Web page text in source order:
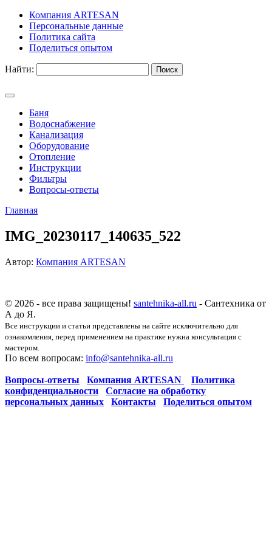
Компания ARTESAN
Персональные данные
Политика сайта
Поделиться опытом
Найти:
Баня
Водоснабжение
Канализация
Оборудование
Отопление
Инструкции
Фильтры
Вопросы-ответы
Главная
IMG_20230117_140635_522
Автор: Компания ARTESAN
© 2026 - все права защищены! santehnika-all.ru - Сантехника от
А до Я.
Все инструкции и статьи представлены на сайте исключительно для
ознакомления, перед применением на практике нужна консультация с
мастером.
По всем вопросам: info@santehnika-all.ru
Вопросы-ответы Компания ARTESAN
Политика
конфиденциальности
Согласие на обработку
персональных данных
Контакты Поделиться опытом